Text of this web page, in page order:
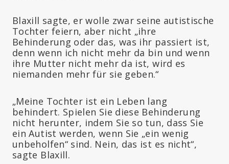
Blaxill sagte, er wolle zwar seine autistische
Tochter feiern, aber nicht „ihre
Behinderung oder das, was ihr passiert ist,
denn wenn ich nicht mehr da bin und wenn
ihre Mutter nicht mehr da ist, wird es
niemanden mehr für sie geben.“
„Meine Tochter ist ein Leben lang
behindert. Spielen Sie diese Behinderung
nicht herunter, indem Sie so tun, dass Sie
ein Autist werden, wenn Sie „ein wenig
unbeholfen“ sind. Nein, das ist es nicht“,
sagte Blaxill.